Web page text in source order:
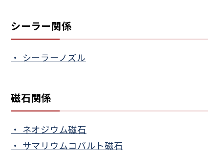
シーラー関係
シーラーノズル
磁石関係
ネオジウム磁石
サマリウムコバルト磁石